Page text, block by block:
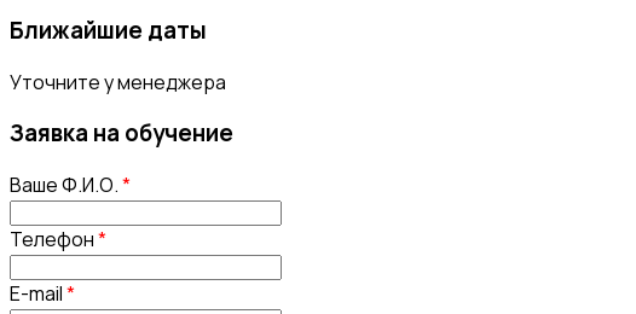
Ближайшие даты
Уточните у менеджера
Заявка на обучение
Ваше Ф.И.О.*
Телефон*
E-mail*